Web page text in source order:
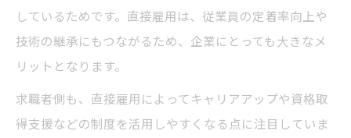
しているためです。直接雇用は、従業員の定着率向上や
技術の継承にもつながるため、企業にとっても大きなメ
リットとなります。
求職者側も、直接雇用によってキャリアアップや資格取
得支援などの制度を活用しやすくなる点に注目していま